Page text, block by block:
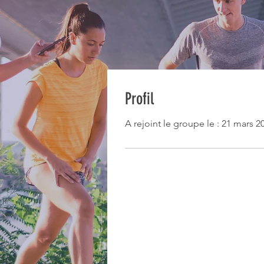
Profil
A rejoint le groupe le : 21 mars